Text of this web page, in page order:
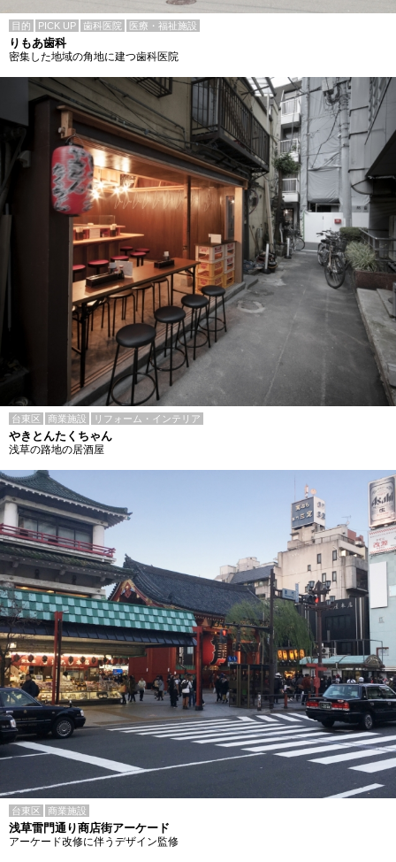
目的 PICK UP 歯科医院 医療・福祉施設
りもあ歯科
密集した地域の角地に建つ歯科医院
台東区 商業施設 リフォーム・インテリア
やきとんたくちゃん
浅草の路地の居酒屋
台東区 商業施設
浅草雷門通り商店街アーケード
アーケード改修に伴うデザイン監修